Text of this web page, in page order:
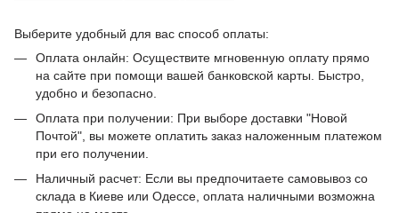
Выберите удобный для вас способ оплаты:
Оплата онлайн: Осуществите мгновенную оплату прямо
на сайте при помощи вашей банковской карты. Быстро,
удобно и безопасно.
Оплата при получении: При выборе доставки "Новой
Почтой", вы можете оплатить заказ наложенным платежом
при его получении.
Наличный расчет: Если вы предпочитаете самовывоз со
склада в Киеве или Одессе, оплата наличными возможна